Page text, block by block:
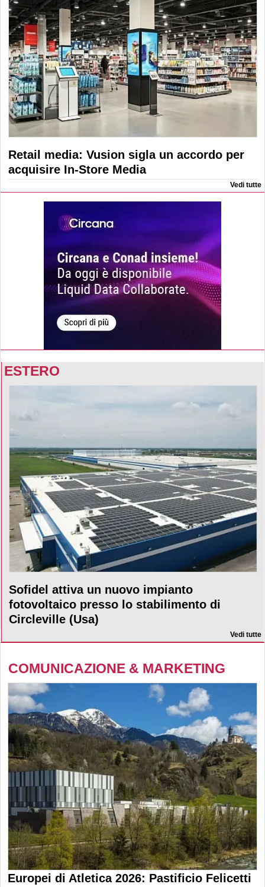
Retail media: Vusion sigla un accordo per
acquisire In-Store Media
Vedi tutte
ESTERO
Sofidel attiva un nuovo impianto
fotovoltaico presso lo stabilimento di
Circleville (Usa)
Vedi tutte
COMUNICAZIONE & MARKETING
Europei di Atletica 2026: Pastificio Felicetti